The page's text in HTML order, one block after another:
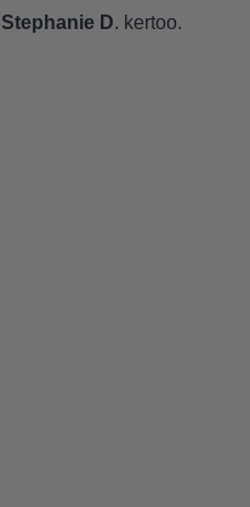
Stephanie D. kertoo.